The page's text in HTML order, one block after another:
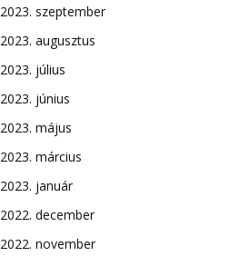
2023. szeptember
2023. augusztus
2023. július
2023. június
2023. május
2023. március
2023. január
2022. december
2022. november